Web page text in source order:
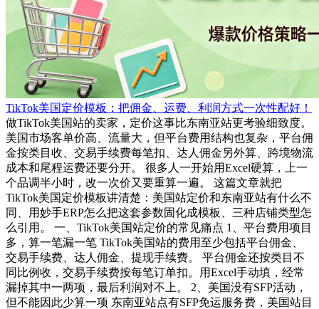
TikTok美国定价模板：把佣金、运费、利润方式一次性配好！
做TikTok美国站的卖家，定价这事比东南亚站更考验细致度。
美国市场客单价高、流量大，但平台费用结构也复杂，平台佣
金按类目收、交易手续费每笔扣、达人佣金另外算、跨境物流
成本和尾程运费还要分开。 很多人一开始用Excel硬算，上一
个品调半小时，改一次价又要重算一遍。 这篇文章就把
TikTok美国定价模板讲清楚：美国站定价和东南亚站有什么不
同、用妙手ERP怎么把这套参数固化成模板、三种店铺类型怎
么引用。 一、TikTok美国站定价的常见痛点 1、平台费用项目
多，算一笔漏一笔 TikTok美国站的费用至少包括平台佣金、
交易手续费、达人佣金、提现手续费。 平台佣金还按类目不
同比例收，交易手续费按每笔订单扣。用Excel手动填，经常
漏掉其中一两项，最后利润对不上。 2、美国没有SFP活动，
但不能因此少算一项 东南亚站点有SFP免运服务费，美国站目